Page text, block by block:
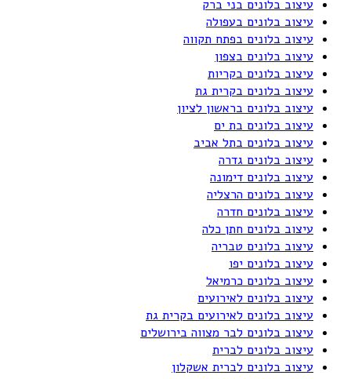
עיצוב בלונים בני ברק
עיצוב בלונים בעפולה
עיצוב בלונים בפתח תקווה
עיצוב בלונים בצפון
עיצוב בלונים בקריות
עיצוב בלונים בקרית גת
עיצוב בלונים בראשון לציון
עיצוב בלונים בת ים
עיצוב בלונים בתל אביב
עיצוב בלונים גדרה
עיצוב בלונים דימונה
עיצוב בלונים הרצליה
עיצוב בלונים חדרה
עיצוב בלונים חתן כלה
עיצוב בלונים טבריה
עיצוב בלונים יפו
עיצוב בלונים כרמיאל
עיצוב בלונים לאירועים
עיצוב בלונים לאירועים בקרית גת
עיצוב בלונים לבר מצווה בירושלים
עיצוב בלונים לברית
עיצוב בלונים לברית אשקלון